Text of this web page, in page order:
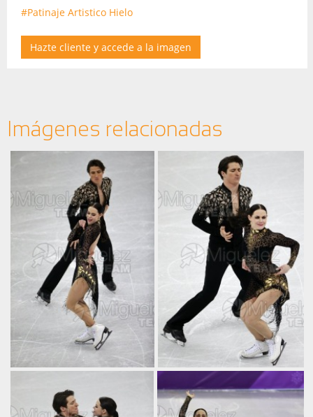
#Patinaje Artistico Hielo
Hazte cliente y accede a la imagen
Imágenes relacionadas